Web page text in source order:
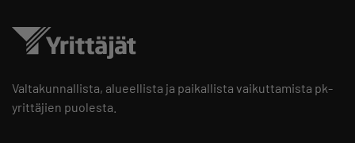
Valtakunnallista, alueellista ja paikallista vaikuttamista pk-
yrittäjien puolesta.